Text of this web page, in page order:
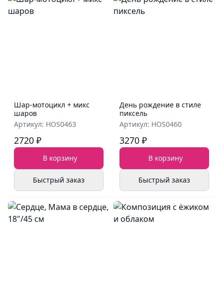
Шар‑мотоцикл + микс
шаров
Артикул: HOS0463
2720 ₽
В корзину
Быстрый заказ
День рождение в стиле
пиксель
Артикул: HOS0460
3270 ₽
В корзину
Быстрый заказ